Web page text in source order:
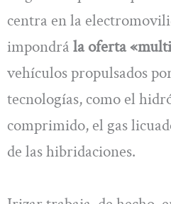
centra en la
impondrá la oferta
vehículos propulsados
tecnologías, como el
comprimido, el gas
de las hibridaciones.